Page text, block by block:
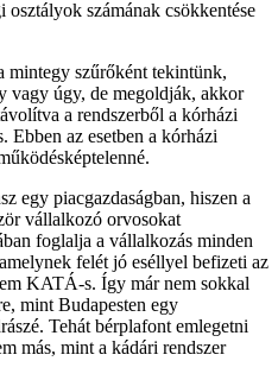
osztályok számának csökkentése
mintegy szűrőként tekintünk,
vagy úgy, de megoldják, akkor
a rendszerből a kórházi
Ebben az esetben a kórházi
egy piacgazdaságban, hiszen a
vállalkozó orvosokat
foglalja a vállalkozás minden
felét jó eséllyel befizeti az
KATÁ-s. Így már nem sokkal
mint Budapesten egy
Tehát bérplafont emlegetni
más, mint a kádári rendszer